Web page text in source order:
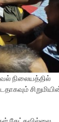
நிலையத்தில்